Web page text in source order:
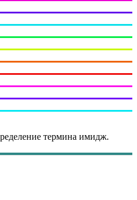
термина имидж.